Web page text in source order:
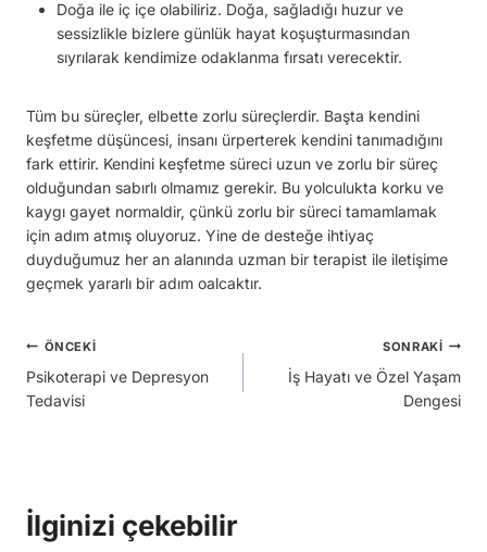
Doğa ile iç içe olabiliriz. Doğa, sağladığı huzur ve
sessizlikle bizlere günlük hayat koşuşturmasından
sıyrılarak kendimize odaklanma fırsatı verecektir.
Tüm bu süreçler, elbette zorlu süreçlerdir. Başta kendini
keşfetme düşüncesi, insanı ürperterek kendini tanımadığını
fark ettirir. Kendini keşfetme süreci uzun ve zorlu bir süreç
olduğundan sabırlı olmamız gerekir. Bu yolculukta korku ve
kaygı gayet normaldir, çünkü zorlu bir süreci tamamlamak
için adım atmış oluyoruz. Yine de desteğe ihtiyaç
duyduğumuz her an alanında uzman bir terapist ile iletişime
geçmek yararlı bir adım oalcaktır.
Yazı
gezinmesi
ÖNCEKI
Psikoterapi ve Depresyon
Tedavisi
SONRAKI
İş Hayatı ve Özel Yaşam
Dengesi
İlginizi çekebilir